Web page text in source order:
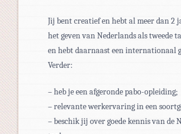
Jij bent creatief en hebt al meer dan
het geven van Nederlands als tweede
en hebt daarnaast een internationaal
Verder:
– heb je een afgeronde pabo-opleiding;
– relevante werkervaring in een
– beschik jij over goede kennis van de